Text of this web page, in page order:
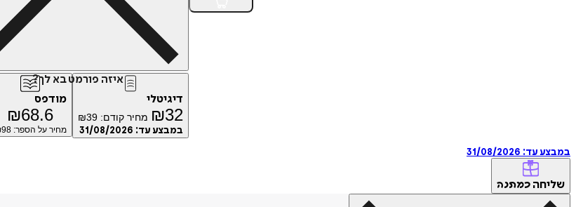
איזה פורמט בא לך?
דיגיטלי
₪32 מחיר קודם: ₪39
במבצע עד: 31/08/2026
מודפס
₪68.6
מחיר על הספר: ₪98
במבצע עד: 31/08/2026
שליחה כמתנה